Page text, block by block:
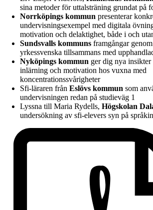
sina metoder för uttalsträning grundat på
Norrköpings kommun presenterar
undervisningsexempel med digitala
motivation och delaktighet, både i och
Sundsvalls kommuns framgångar
yrkessvenska tillsammans med
Nyköpings kommun ger dig nya
inlärning och motivation hos vuxna med
koncentrationssvårigheter
Sfi-läraren från Eslövs kommun som
undervisningen redan på studieväg 1
Lyssna till Maria Rydells, Högskolan
undersökning av sfi-elevers syn på